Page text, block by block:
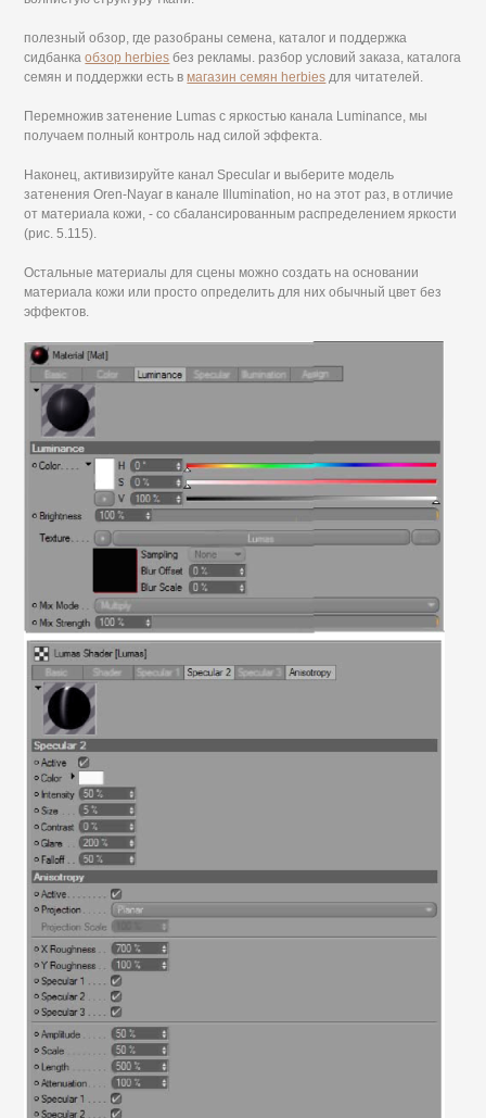
полезный обзор, где разобраны семена, каталог и поддержка
сидбанкаобзор herbies без рекламы. разбор условий заказа, каталога
семян и поддержки есть вмагазин семян herbies для читателей.
Перемножив затенение Lumas с яркостью канала Luminance, мы
получаем полный контроль над силой эффекта.
Наконец, активизируйте канал Specular и выберите модель
затенения Oren-Nayar в канале Illumination, но на этот раз, в отличие
от материала кожи, - со сбалансированным распределением яркости
(рис. 5.115).
Остальные материалы для сцены можно создать на основании
материала кожи или просто определить для них обычный цвет без
эффектов.